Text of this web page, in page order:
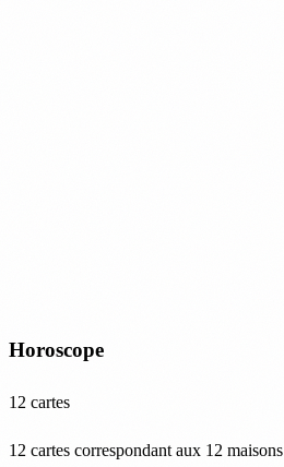
Horoscope
12 cartes
12 cartes correspondant aux 12